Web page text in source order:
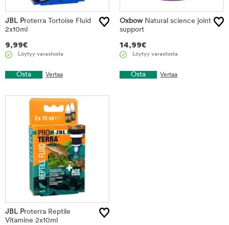
JBL Proterra Tortoise Fluid
2x10ml
9,99€
Löytyy varastosta
Osta Vertaa
OxbowNatural science joint
support
14,99€
Löytyy varastosta
Osta Vertaa
JBL Proterra Reptile
Vitamine 2x10ml